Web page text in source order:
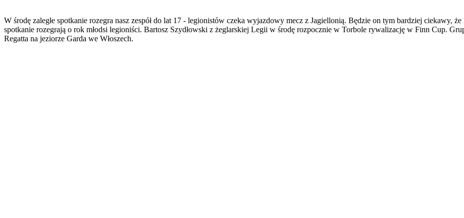
W środę zaległe spotkanie rozegra nasz zespół do lat 17 - legionistów czeka wyjazdowy mecz z Jagiellonią. Będzie on tym bardziej ciekawy,
spotkanie rozegrają o rok młodsi legioniści. Bartosz Szydłowski z żeglarskiej Legii w środę rozpocznie w Torbole rywalizację w Finn Cup.
Regatta na jeziorze Garda we Włoszech.